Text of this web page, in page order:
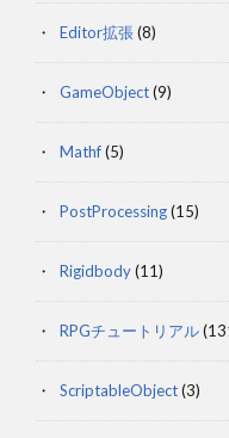
Editor拡張(8)
GameObject(9)
Mathf(5)
PostProcessing(15)
Rigidbody(11)
RPGチュートリアル
ScriptableObject(3)